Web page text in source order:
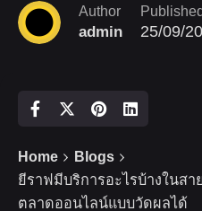
Author
admin 25/09/
Home
Blogs
ยีราฟมีบริการอะไรบ้างในสา
ตลาดออนไลน์แบบวัดผลได้